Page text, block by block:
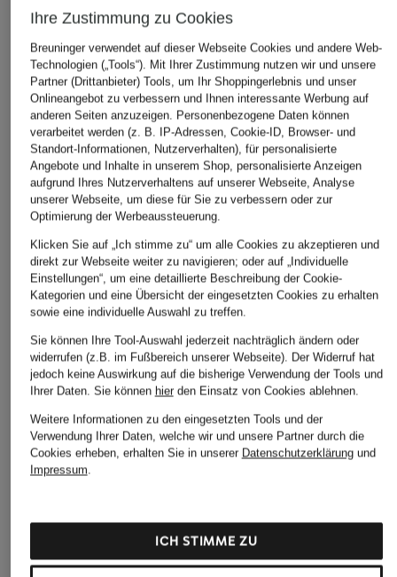
LACOSTE
T-Shirt
59,99 €
+Aktionsrabatt
MOS MOSH
T-Shirt MMMAKRI
39,99 €
Bestpreis:33,99 €
Ursprünglich:49,99 €
MARC CAIN
Rollkragenshirt mit
Schmuckperlen
149,90 €
Weitere Kategorien
Abendkleider
Boots für Damen
Lederjacken für Damen
Mäntel für Damen
Ihre Zustimmung zu Cookies
Breuninger verwendet auf dieser Webseite Cookies und andere Web-
Technologien („Tools“). Mit Ihrer Zustimmung nutzen wir und unsere
Partner (Drittanbieter) Tools, um Ihr Shoppingerlebnis und unser
Onlineangebot zu verbessern und Ihnen interessante Werbung auf
anderen Seiten anzuzeigen. Personenbezogene Daten können
verarbeitet werden (z. B. IP-Adressen, Cookie-ID, Browser- und
Standort-Informationen, Nutzerverhalten), für personalisierte
Angebote und Inhalte in unserem Shop, personalisierte Anzeigen
aufgrund Ihres Nutzerverhaltens auf unserer Webseite, Analyse
unserer Webseite, um diese für Sie zu verbessern oder zur
Optimierung der Werbeaussteuerung.
Klicken Sie auf „Ich stimme zu“ um alle Cookies zu akzeptieren und
direkt zur Webseite weiter zu navigieren; oder auf „Individuelle
Einstellungen“, um eine detaillierte Beschreibung der Cookie-
Kategorien und eine Übersicht der eingesetzten Cookies zu erhalten
sowie eine individuelle Auswahl zu treffen.
Sie können Ihre Tool-Auswahl jederzeit nachträglich ändern oder
widerrufen (z.B. im Fußbereich unserer Webseite). Der Widerruf hat
jedoch keine Auswirkung auf die bisherige Verwendung der Tools und
Ihrer Daten. Sie können hierden Einsatz von Cookies ablehnen.
Weitere Informationen zu den eingesetzten Tools und der
Verwendung Ihrer Daten, welche wir und unsere Partner durch die
Cookies erheben, erhalten Sie in unserer Datenschutzerklärungund
Impressum.
ICH STIMME ZU